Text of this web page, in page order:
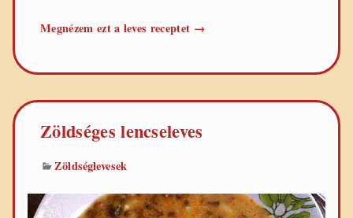
Megnézem ezt a leves receptet Lencseleves
→
Zöldséges lencseleves
Zöldséglevesek